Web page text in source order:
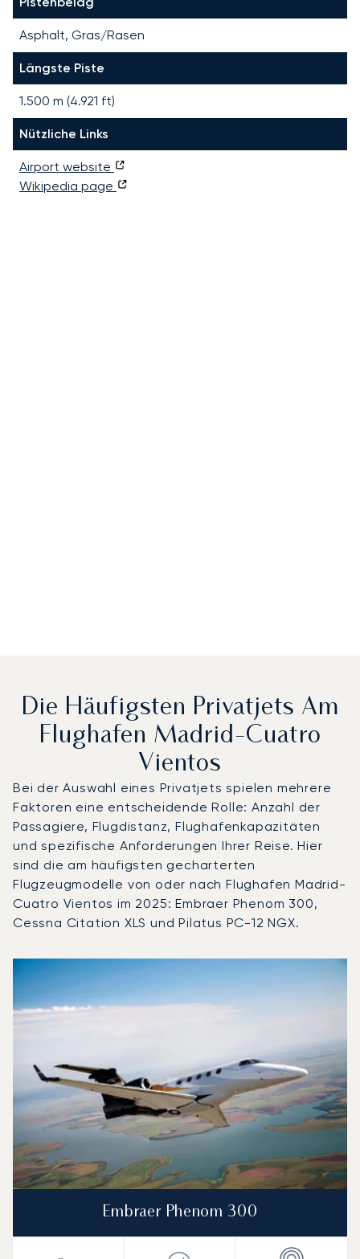
Asphalt, Gras/Rasen
Längste Piste
1.500 m (4.921 ft)
Nützliche Links
Airport website
Wikipedia page
Die Häufigsten Privatjets Am
Flughafen Madrid-Cuatro
Vientos
Bei der Auswahl eines Privatjets spielen mehrere
Faktoren eine entscheidende Rolle: Anzahl der
Passagiere, Flugdistanz, Flughafenkapazitäten
und spezifische Anforderungen Ihrer Reise. Hier
sind die am häufigsten gecharterten
Flugzeugmodelle von oder nach Flughafen Madrid-
Cuatro Vientos im 2025: Embraer Phenom 300,
Cessna Citation XLS und Pilatus PC-12 NGX.
Foto des Flugzeugs
Geschwindigkeit (km/h)
Geschwindigkeit (Knoten)
Reichweite (NM)
Embraer Phenom 300